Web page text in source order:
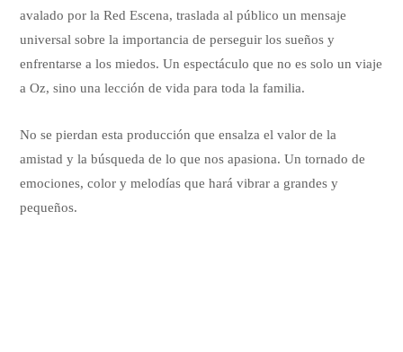
avalado por la Red Escena, traslada al público un mensaje
universal sobre la importancia de perseguir los sueños y
enfrentarse a los miedos. Un espectáculo que no es solo un viaje
a Oz, sino una lección de vida para toda la familia.
No se pierdan esta producción que ensalza el valor de la
amistad y la búsqueda de lo que nos apasiona. Un tornado de
emociones, color y melodías que hará vibrar a grandes y
pequeños.